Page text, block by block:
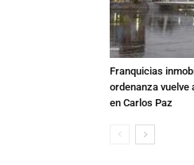
Franquicias
ordenanza vuelve
en Carlos Paz